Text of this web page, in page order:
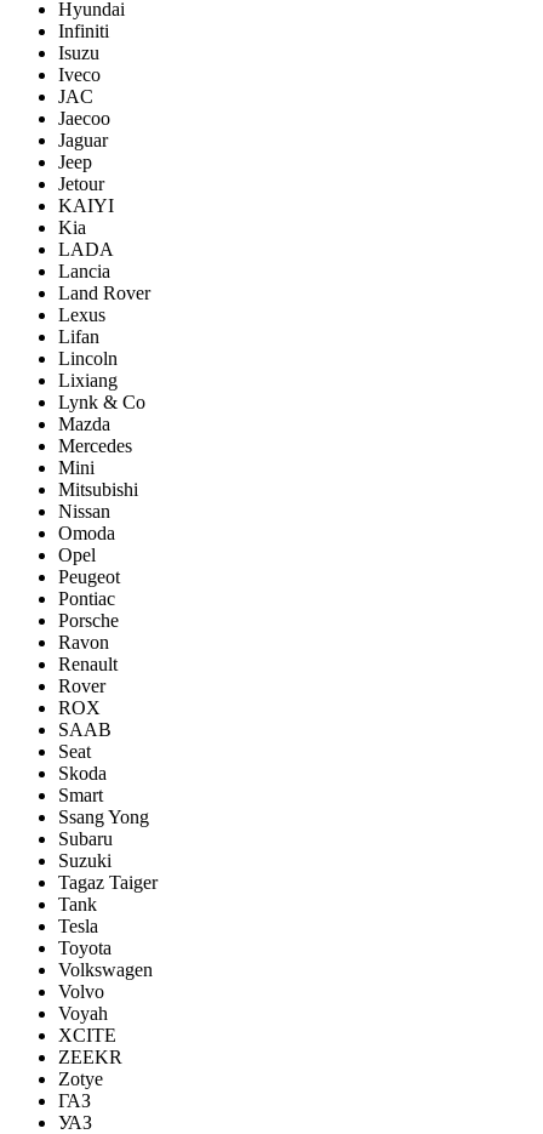
Hyundai
Infiniti
Isuzu
Iveco
JAC
Jaecoo
Jaguar
Jeep
Jetour
KAIYI
Kia
LADA
Lancia
Land Rover
Lexus
Lifan
Lincoln
Lixiang
Lynk & Co
Mazda
Mercedes
Mini
Mitsubishi
Nissan
Omoda
Opel
Peugeot
Pontiac
Porsсhe
Ravon
Renault
Rover
ROX
SAAB
Seat
Skoda
Smart
Ssang Yong
Subaru
Suzuki
Tagaz Taiger
Tank
Tesla
Toyota
Volkswagen
Volvo
Voyah
XCITE
ZEEKR
Zotye
ГАЗ
УАЗ